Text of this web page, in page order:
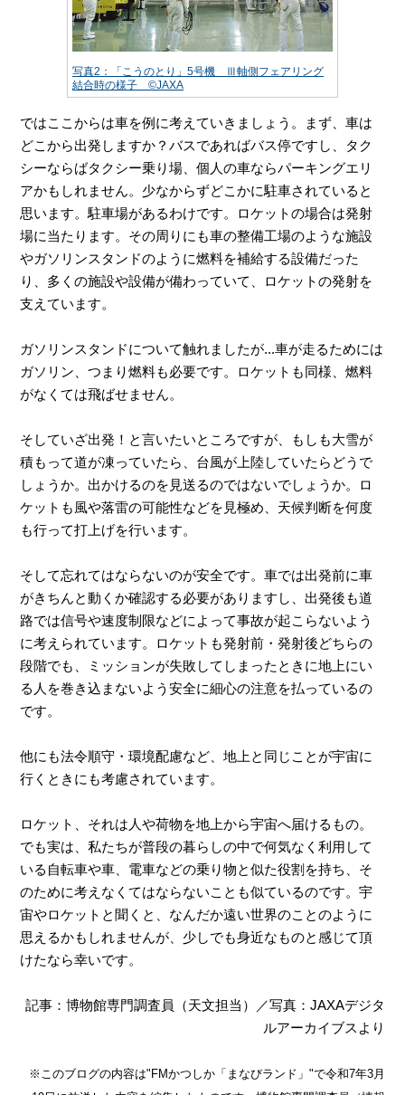
写真2：「こうのとり」5号機 Ⅲ軸側フェアリング
結合時の様子 ©JAXA
ではここからは車を例に考えていきましょう。まず、車は
どこから出発しますか？バスであればバス停ですし、タク
シーならばタクシー乗り場、個人の車ならパーキングエリ
アかもしれません。少なからずどこかに駐車されていると
思います。駐車場があるわけです。ロケットの場合は発射
場に当たります。その周りにも車の整備工場のような施設
やガソリンスタンドのように燃料を補給する設備だった
り、多くの施設や設備が備わっていて、ロケットの発射を
支えています。
ガソリンスタンドについて触れましたが...車が走るためには
ガソリン、つまり燃料も必要です。ロケットも同様、燃料
がなくては飛ばせません。
そしていざ出発！と言いたいところですが、もしも大雪が
積もって道が凍っていたら、台風が上陸していたらどうで
しょうか。出かけるのを見送るのではないでしょうか。ロ
ケットも風や落雷の可能性などを見極め、天候判断を何度
も行って打上げを行います。
そして忘れてはならないのが安全です。車では出発前に車
がきちんと動くか確認する必要がありますし、出発後も道
路では信号や速度制限などによって事故が起こらないよう
に考えられています。ロケットも発射前・発射後どちらの
段階でも、ミッションが失敗してしまったときに地上にい
る人を巻き込まないよう安全に細心の注意を払っているの
です。
他にも法令順守・環境配慮など、地上と同じことが宇宙に
行くときにも考慮されています。
ロケット、それは人や荷物を地上から宇宙へ届けるもの。
でも実は、私たちが普段の暮らしの中で何気なく利用して
いる自転車や車、電車などの乗り物と似た役割を持ち、そ
のために考えなくてはならないことも似ているのです。宇
宙やロケットと聞くと、なんだか遠い世界のことのように
思えるかもしれませんが、少しでも身近なものと感じて頂
けたなら幸いです。
記事：博物館専門調査員（天文担当）／写真：JAXAデジタ
ルアーカイブスより
※このブログの内容は"FMかつしか「まなびランド」"で令和7年3月